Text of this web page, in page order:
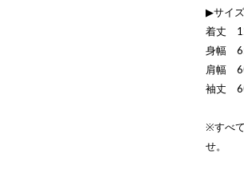
▶サイ
着丈
身幅
肩幅
袖丈
※すべ
せ。